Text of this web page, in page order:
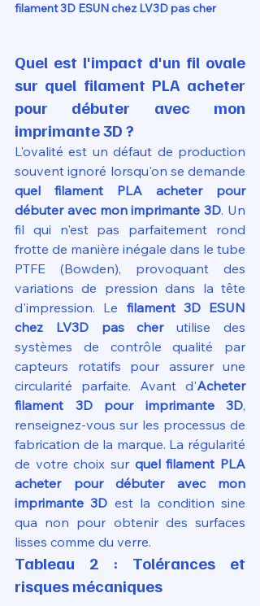
filament 3D ESUN chez LV3D pas cher
Quel est l'impact d'un fil ovale
sur quel filament PLA acheter
pour débuter avec mon
imprimante 3D ?
L'ovalité est un défaut de production
quel filament PLA acheter pour
débuter avec mon imprimante 3D. Un
fil qui n'est pas parfaitement rond
frotte de manière inégale dans le tube
PTFE (Bowden), provoquant des
variations de pression dans la tête
d'impression. Le filament 3D ESUN
chez LV3D pas cher utilise des
systèmes de contrôle qualité par
capteurs rotatifs pour assurer une
circularité parfaite. Avant d'Acheter
filament 3D pour imprimante 3D,
renseignez-vous sur les processus de
fabrication de la marque. La régularité
de votre choix sur quel filament PLA
acheter pour débuter avec mon
imprimante 3D est la condition sine
qua non pour obtenir des surfaces
lisses comme du verre.
Tableau 2 : Tolérances et
risques mécaniques